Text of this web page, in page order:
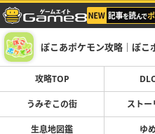
ぽこあポケモン攻略｜ぽこ
攻略TOP
うみぞこの街 ストー
生息地図鑑 ゆ